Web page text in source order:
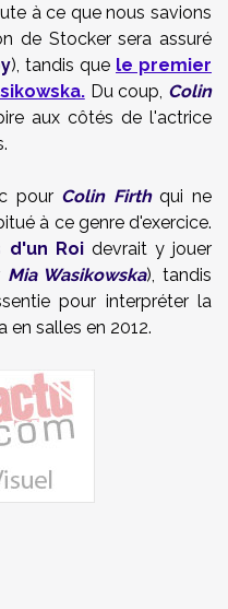
à ce que nous savions
de Stocker sera assuré
), tandis que le premier
Du coup, Colin
aux côtés de l'actrice
pour Colin Firthqui ne
à ce genre d'exercice.
d'un Roidevrait y jouer
Mia Wasikowska), tandis
pour interpréter la
en salles en 2012.